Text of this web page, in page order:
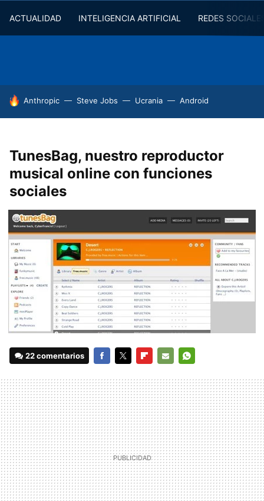
ACTUALIDAD INTELIGENCIA ARTIFICIAL REDES
HOY SE HABLA DE
Anthropic Steve Jobs Ucrania Android
TunesBag, nuestro reproductor
musical online con funciones
sociales
22 comentarios
MAIL